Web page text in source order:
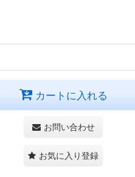
カートに入れる
お問い合わせ
お気に入り登録